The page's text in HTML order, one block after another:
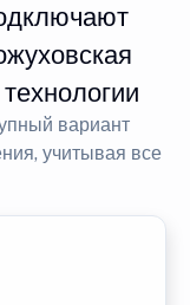
вариант
учитывая все